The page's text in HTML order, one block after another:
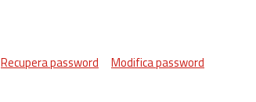
Recupera password Modifica password